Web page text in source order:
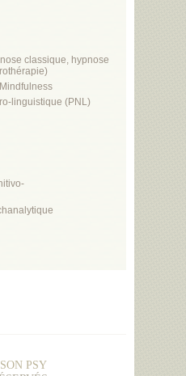
classique, hypnose
linguistique (PNL)
PSY